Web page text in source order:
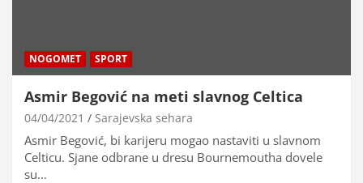
NOGOMET SPORT
Asmir Begović na meti slavnog Celtica
04/04/2021 Sarajevska sehara
Asmir Begović, bi karijeru mogao nastaviti u slavnom
Celticu. Sjane odbrane u dresu Bournemoutha dovele
su…